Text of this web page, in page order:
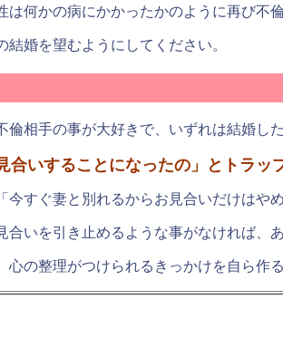
何かの病にかかったかのように再び不
婚を望むようにしてください。
相手の事が大好きで、いずれは結婚し
合いすることになったの」とトラッ
すぐ妻と別れるからお見合いだけはや
いを引き止めるような事がなければ、
の整理がつけられるきっかけを自ら作